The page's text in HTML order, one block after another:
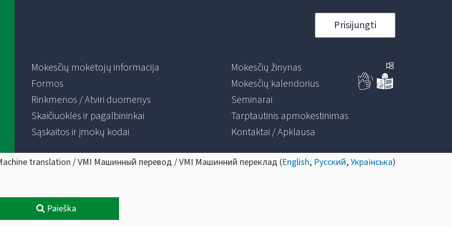
Prisijungti
Mokesčių mokėtojų informacija
Formos
Rinkmenos / Atviri duomenys
Skaičiuoklės ir pagalbininkai
Sąskaitos ir įmokų kodai
Mokesčių žinynas
Mokesčių kalendorius
Seminarai
Tarptautinis apmokestinimas
Kontaktai / Apklausa
translation / VMI Машинный перевод / VMI Машинний переклад (English, Русский,Українська)
Paieška